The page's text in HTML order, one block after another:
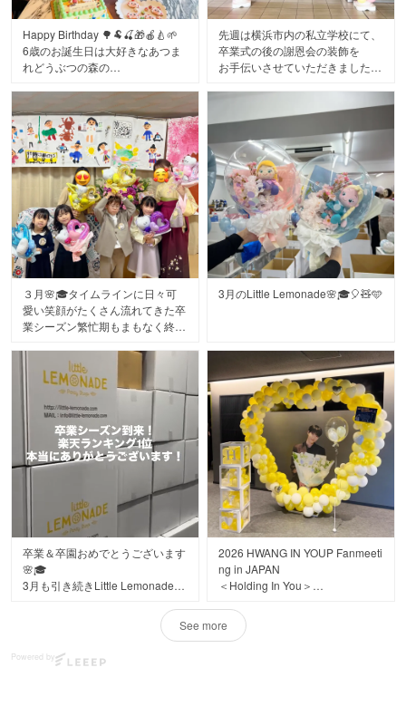
やかに楽しまれたようです🎈
大切なイベントのお手伝いができ
てスタッフ一同とても嬉しいで
そして、ご卒業おめでとうござい
ます🎉
#卒業
#バルーン花束
グ1位をいただきました🙌
追加料金なしでお名前やメッセー
ジがバルーンに入れられるので、
ひとつだけの特別なプレゼントに
カラフルハートブーケ 3,993円
税込・送料無料(一部地域を除く)
3月の卒業シーズン。改めてたく
さんのお客様よりご注文いただき
誠にありがとうございました！
お客様からいただいたお写真を少
しずつご紹介させていただきます
#卒業バルーン
#バルーン花束
Happy Birthday 🌳🐏🍒🎁🍎🍐🌱
6歳のお誕生日は大好きなあつま
れどうぶつの森の
ホイップを絞ってちゃちゃまるの
カップケーキを作ったり
切り絵をしたり、ゲームをした
り、
仲良しのお友達に囲まれて今年も
幸せな1日になりました。
毎年娘の誕生日は会社が超繁忙期
真っ最中の誕生日会なので…
アイシングクッキーは友人に、
ケーキやカップケーキはいつもお
世話になってる
お店の力を借りて何とか形にする
🧁 @peaceflowermarket
🎂 @dolce_mariisa
ありがとうございました😊
先週は横浜市内の私立学校にて、
卒業式の後の謝恩会の装飾を
お手伝いさせていただきました🌸
華やかで優しい色合いのバルーン
で
空間全体をコーディネート。
受付装飾や、先生方へのギフトバ
ルーンも
リトルレモネードでご用意させて
いただきました。
卒業生や先生方へ
サプライズとハッピーを届けたい
とても温かく素敵な会場でした。
お忙しい中、綿密なお打合せをい
ただき
誠にありがとうございました😊🌸
３月🌸🎓タイムラインに日々可
愛い笑顔がたくさん流れてきた卒
業シーズン繁忙期もまもなく終盤
期間中全国からLittle Lemonade
へたくさんのご注文誠にありがと
うございました😊
この1ヶ月で約5000件の出荷をい
たしました🎈
先日、わたしの娘も無事保育園を
お世話になった先生たちと大好き
なお友達と
お揃いのカラフルハートブーケで
記念写真
🩷💜🩵💛
まだ小さい我が子を預ける時は皆
さん心配で寂しくて
たまらなかったと思いますが、
3月のLittle Lemonade🌸🎓🎈🧸🩵
卒業＆卒園おめでとうございます
🌸🎓
3月も引き続きLittle Lemonadeか
全国へ皆様のお祝いの気持ちを届
先のご案内の通り、予約が埋まる
2026 HWANG IN YOUP Fanmeeti
ng in JAPAN
＜Holding In You＞
2.21 立川ステージガーデンで行
われたファン・イニョプ様の
See more
Powered by